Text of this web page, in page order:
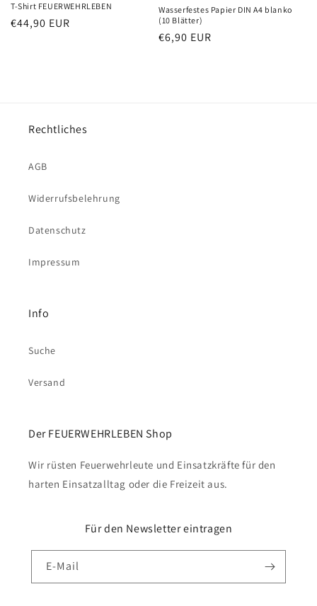
T-Shirt FEUERWEHRLEBEN
Normaler
€44,90 EUR
Wasserfestes Papier DIN A4 blanko
(10 Blätter)
Normaler
€6,90 EUR
Rechtliches
AGB
Widerrufsbelehrung
Datenschutz
Impressum
Info
Suche
Versand
Der FEUERWEHRLEBEN Shop
Wir rüsten Feuerwehrleute und Einsatzkräfte für den
harten Einsatzalltag oder die Freizeit aus.
Für den Newsletter eintragen
E-Mail